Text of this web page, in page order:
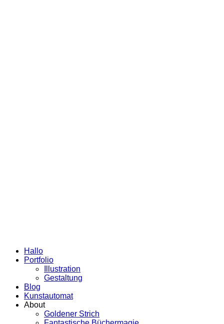
Hallo
Portfolio
Illustration
Gestaltung
Blog
Kunstautomat
About
Goldener Strich